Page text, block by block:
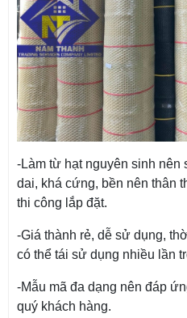
-Làm từ hạt nguyên sinh
dai, khá cứng, bền nên thân
thi công lắp đặt.
-Giá thành rẻ, dễ sử dụng,
có thể tái sử dụng nhiều lần
-Mẫu mã đa dạng nên đáp
quý khách hàng.